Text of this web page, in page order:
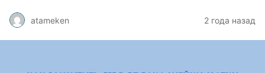
atameken 2 года назад